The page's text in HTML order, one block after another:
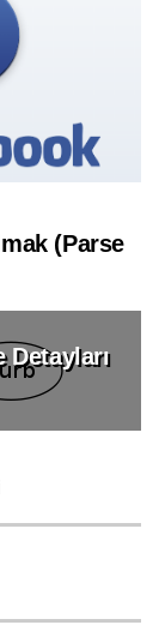
(Parse
Detayları